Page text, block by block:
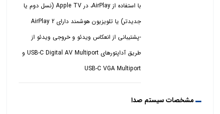
با استفاده از AirPlay، در Apple TV (نسل دوم یا
جدیدتر) یا تلویزیون هوشمند دارای AirPlay 2
-پشتیبانی از انعکاس ویدئو و خروجی ویدئو از
طریق آداپتورهای USB-C Digital AV Multiport و
USB-C VGA Multiport
مشخصات سیستم صدا